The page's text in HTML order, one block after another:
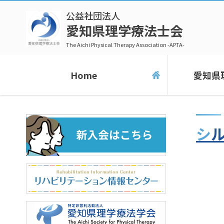
公益社団法人
愛知県理学療法士会
The Aichi Physical Therapy Association -APTA-
Home 愛知県